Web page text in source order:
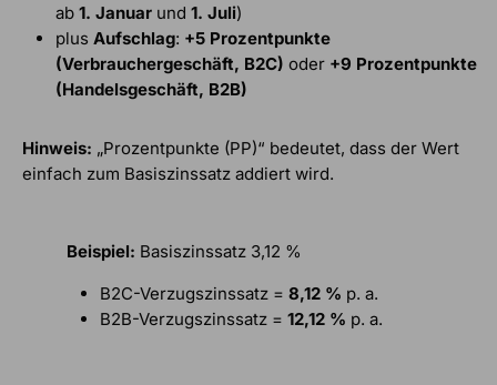
ab 1. Januar und 1. Juli)
plus Aufschlag: +5 Prozentpunkte
(Verbrauchergeschäft, B2C) oder +9 Prozentpunkte
(Handelsgeschäft, B2B)
Hinweis: „Prozentpunkte (PP)“ bedeutet, dass der Wert
einfach zum Basiszinssatz addiert wird.
Beispiel: Basiszinssatz 3,12 %
B2C-Verzugszinssatz = 8,12 % p. a.
B2B-Verzugszinssatz = 12,12 % p. a.